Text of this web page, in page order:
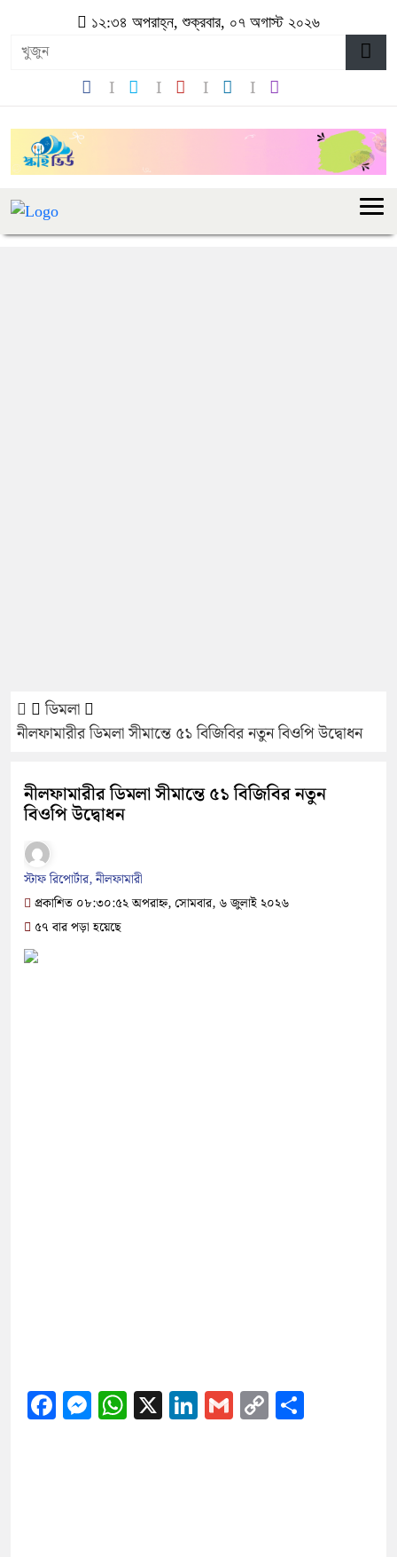
১২:৩৪ অপরাহ্ন, শুক্রবার, ০৭ অগাস্ট ২০২৬
ডিমলা
নীলফামারীর ডিমলা সীমান্তে ৫১ বিজিবির নতুন বিওপি উদ্বোধন
নীলফামারীর ডিমলা সীমান্তে ৫১ বিজিবির নতুন
বিওপি উদ্বোধন
স্টাফ রিপোর্টার, নীলফামারী
প্রকাশিত ০৮:৩০:৫২ অপরাহ্ন, সোমবার, ৬ জুলাই ২০২৬
৫৭ বার পড়া হয়েছে
Facebook
Messenger
WhatsApp
X LinkedIn
GmailCopy